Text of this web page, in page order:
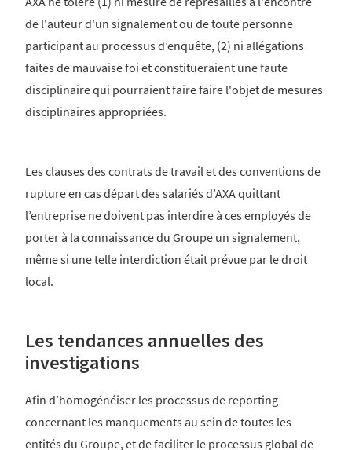
de l'auteur d'un signalement ou de toute personne
participant au processus d’enquête, (2) ni allégations
faites de mauvaise foi et constitueraient une faute
disciplinaire qui pourraient faire faire l'objet de mesures
disciplinaires appropriées.
Les clauses des contrats de travail et des conventions de
rupture en cas départ des salariés d’AXA quittant
l’entreprise ne doivent pas interdire à ces employés de
porter à la connaissance du Groupe un signalement,
même si une telle interdiction était prévue par le droit
local.
Les tendances annuelles des
investigations
Afin d’homogénéiser les processus de reporting
concernant les manquements au sein de toutes les
entités du Groupe, et de faciliter le processus global de